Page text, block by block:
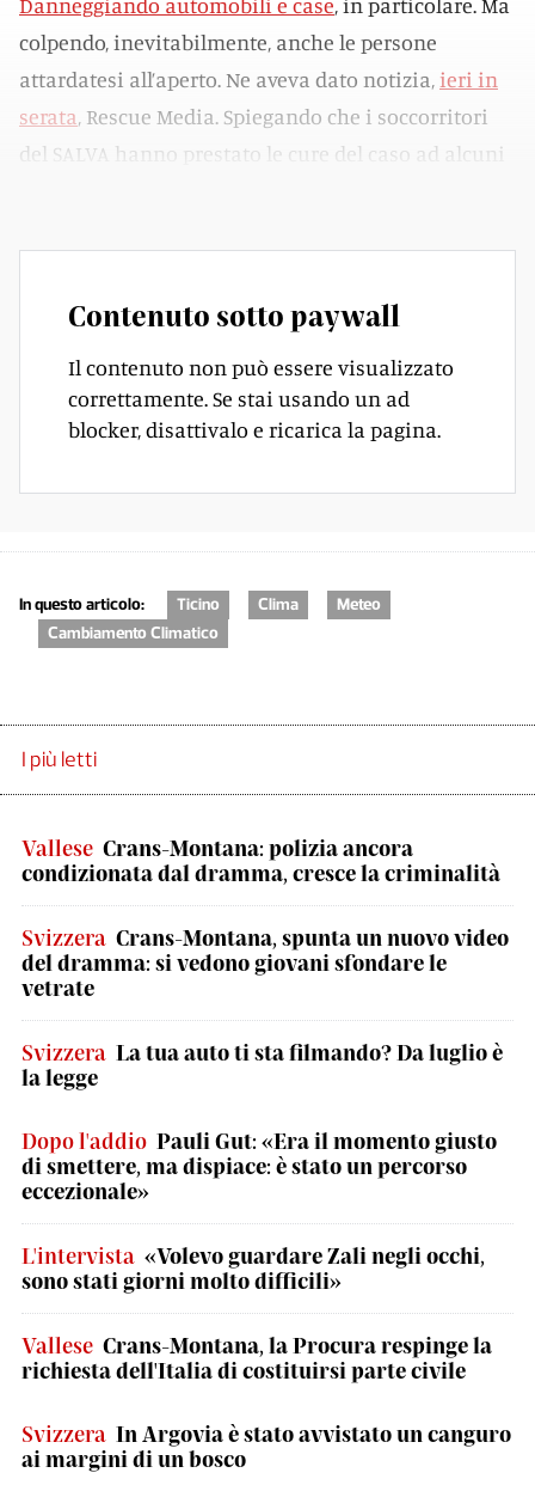
colpendo, inevitabilmente, anche le persone
attardatesi all’aperto. Ne aveva dato notizia, ieri in
serata, Rescue Media. Spiegando che i soccorritori
del SALVA hanno prestato le cure del caso ad alcuni
Contenuto sotto paywall
Il contenuto non può essere visualizzato
correttamente. Se stai usando un ad
blocker, disattivalo e ricarica la pagina.
In questo articolo: Ticino Clima
Meteo
Cambiamento Climatico
I più letti
Vallese Crans-Montana: polizia ancora
condizionata dal dramma, cresce la criminalità
Svizzera Crans-Montana, spunta un nuovo video
del dramma: si vedono giovani sfondare le
vetrate
Svizzera La tua auto ti sta filmando? Da luglio è
la legge
Dopo l'addio Pauli Gut: «Era il momento giusto
di smettere, ma dispiace: è stato un percorso
eccezionale»
L'intervista «Volevo guardare Zali negli occhi,
sono stati giorni molto difficili»
Vallese Crans-Montana, la Procura respinge la
richiesta dell'Italia di costituirsi parte civile
Svizzera In Argovia è stato avvistato un canguro
ai margini di un bosco